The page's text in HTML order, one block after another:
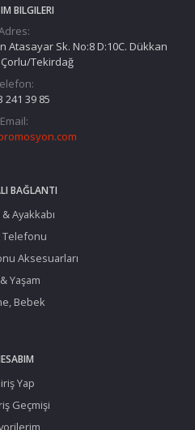
BILGILERI
Sk. No:8 D:10C. Dükkan
Çorlu/Tekirdağ
241 39 85
Email:
BAĞLANTI
Ayakkabı
Telefonu
Aksesuarları
Yaşam
Bebek
Yap
Geçmişi